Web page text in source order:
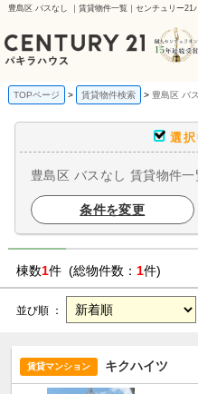
豊島区 バスなし ｜賃貸物件一覧｜センチュリー21
TOPページ 賃貸物件検索 豊島区 バ
選
豊島区 バスなし 賃貸物件一
条件を変更
棟数1件 (総物件数： 1件)
並び順 ：
賃貸マンション キクハイツ